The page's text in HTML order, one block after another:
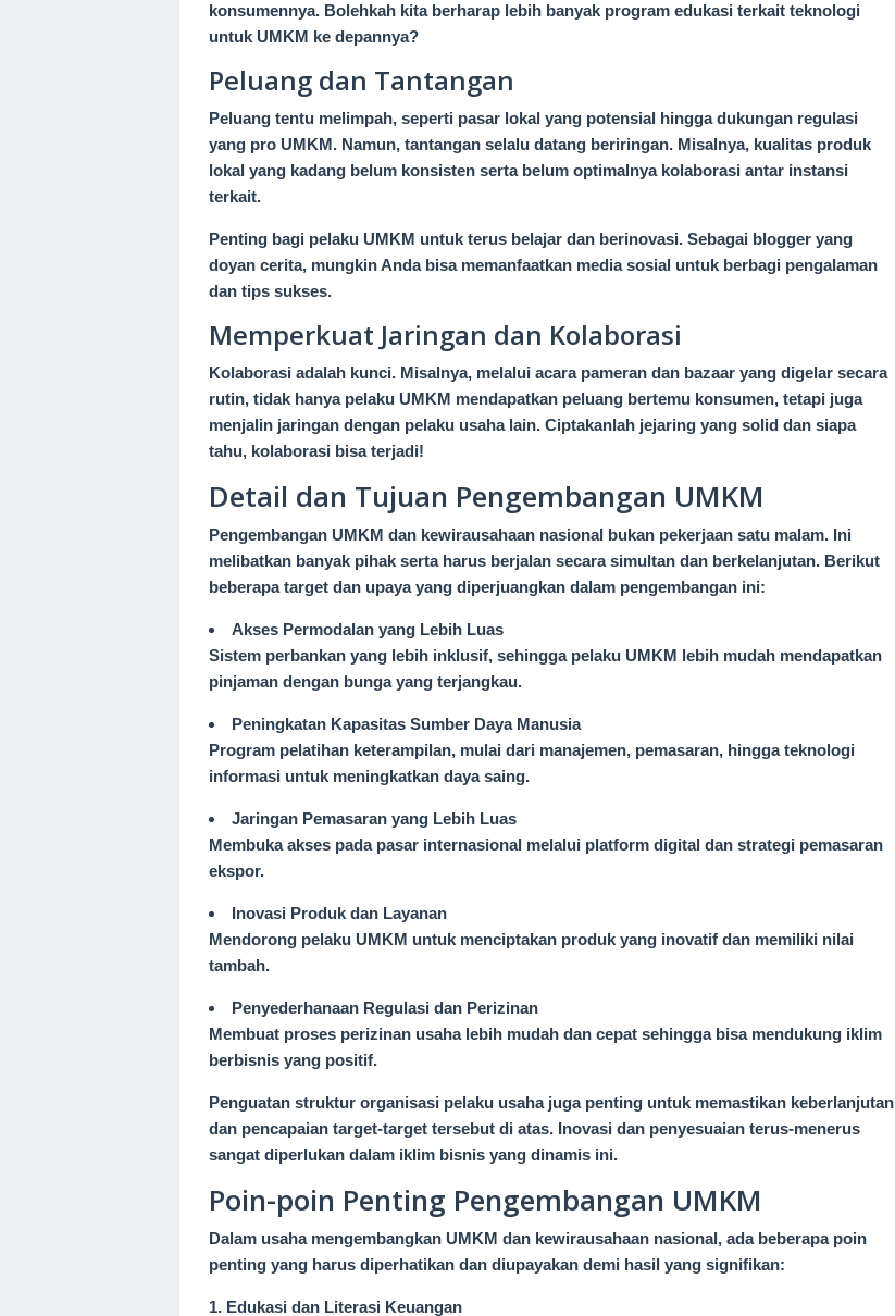
konsumennya. Bolehkah kita berharap lebih banyak program edukasi terkait teknologi
untuk UMKM ke depannya?
Peluang dan Tantangan
Peluang tentu melimpah, seperti pasar lokal yang potensial hingga dukungan regulasi
yang pro UMKM. Namun, tantangan selalu datang beriringan. Misalnya, kualitas produk
lokal yang kadang belum konsisten serta belum optimalnya kolaborasi antar instansi
terkait.
Penting bagi pelaku UMKM untuk terus belajar dan berinovasi. Sebagai blogger yang
doyan cerita, mungkin Anda bisa memanfaatkan media sosial untuk berbagi pengalaman
dan tips sukses.
Memperkuat Jaringan dan Kolaborasi
Kolaborasi adalah kunci. Misalnya, melalui acara pameran dan bazaar yang digelar secara
rutin, tidak hanya pelaku UMKM mendapatkan peluang bertemu konsumen, tetapi juga
menjalin jaringan dengan pelaku usaha lain. Ciptakanlah jejaring yang solid dan siapa
tahu, kolaborasi bisa terjadi!
Detail dan Tujuan Pengembangan UMKM
Pengembangan UMKM dan kewirausahaan nasional bukan pekerjaan satu malam. Ini
melibatkan banyak pihak serta harus berjalan secara simultan dan berkelanjutan. Berikut
beberapa target dan upaya yang diperjuangkan dalam pengembangan ini:
Akses Permodalan yang Lebih Luas
Sistem perbankan yang lebih inklusif, sehingga pelaku UMKM lebih mudah mendapatkan
pinjaman dengan bunga yang terjangkau.
Peningkatan Kapasitas Sumber Daya Manusia
Program pelatihan keterampilan, mulai dari manajemen, pemasaran, hingga teknologi
informasi untuk meningkatkan daya saing.
Jaringan Pemasaran yang Lebih Luas
Membuka akses pada pasar internasional melalui platform digital dan strategi pemasaran
ekspor.
Inovasi Produk dan Layanan
Mendorong pelaku UMKM untuk menciptakan produk yang inovatif dan memiliki nilai
tambah.
Penyederhanaan Regulasi dan Perizinan
Membuat proses perizinan usaha lebih mudah dan cepat sehingga bisa mendukung iklim
berbisnis yang positif.
Penguatan struktur organisasi pelaku usaha juga penting untuk memastikan keberlanjutan
dan pencapaian target-target tersebut di atas. Inovasi dan penyesuaian terus-menerus
sangat diperlukan dalam iklim bisnis yang dinamis ini.
Poin-poin Penting Pengembangan UMKM
Dalam usaha mengembangkan UMKM dan kewirausahaan nasional, ada beberapa poin
penting yang harus diperhatikan dan diupayakan demi hasil yang signifikan:
1. Edukasi dan Literasi Keuangan